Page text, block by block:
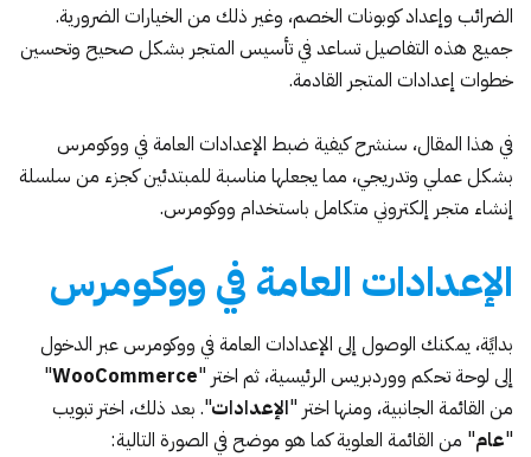
الضرائب وإعداد كوبونات الخصم، وغير ذلك من الخيارات الضرورية.
جميع هذه التفاصيل تساعد في تأسيس المتجر بشكل صحيح وتحسين
خطوات إعدادات المتجر القادمة.
في هذا المقال، سنشرح كيفية ضبط الإعدادات العامة في ووكومرس
بشكل عملي وتدريجي، مما يجعلها مناسبة للمبتدئين كجزء من سلسلة
إنشاء متجر إلكتروني متكامل باستخدام ووكومرس.
الإعدادات العامة في ووكومرس
بدايًة، يمكنك الوصول إلى الإعدادات العامة في ووكومرس عبر الدخول
إلى لوحة تحكم ووردبريس الرئيسية، ثم اختر "WooCommerce
"
من القائمة الجانبية، ومنها اختر "الإعدادات". بعد ذلك، اختر تبويب
"عام" من القائمة العلوية كما هو موضح في الصورة التالية: